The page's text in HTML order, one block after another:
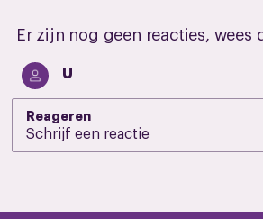
Er zijn nog geen reacties, wees
U
Reageren